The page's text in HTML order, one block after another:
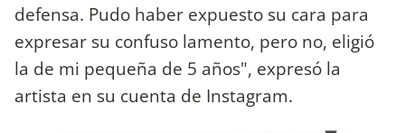
defensa. Pudo haber expuesto su cara para
expresar su confuso lamento, pero no, eligió
la de mi pequeña de 5 años", expresó la
artista en su cuenta de Instagram.